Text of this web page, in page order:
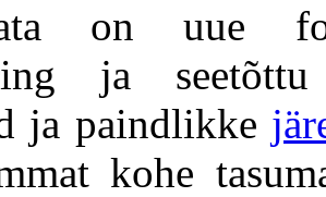
on uue
ja
ja paindlikke
kohe